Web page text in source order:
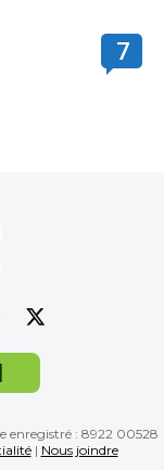
7
enregistré : 8922 00528
| Nous joindre